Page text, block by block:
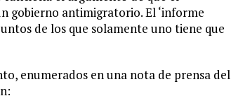
gobierno antimigratorio. El ‘informe
de los que solamente uno tiene que
enumerados en una nota de prensa del